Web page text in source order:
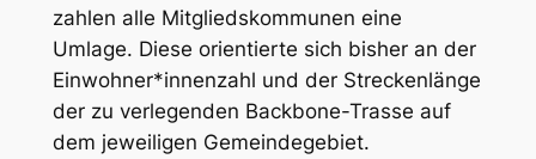
zahlen alle Mitgliedskommunen eine
Umlage. Diese orientierte sich bisher an der
Einwohner*innenzahl und der Streckenlänge
der zu verlegenden Backbone-Trasse auf
dem jeweiligen Gemeindegebiet.